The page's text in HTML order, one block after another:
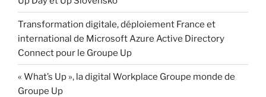
Transformation digitale, déploiement France et
international de Microsoft Azure Active Directory
Connect pour le Groupe Up
« What’s Up », la digital Workplace Groupe monde de
Groupe Up